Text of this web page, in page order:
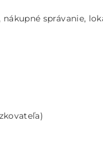
správanie,